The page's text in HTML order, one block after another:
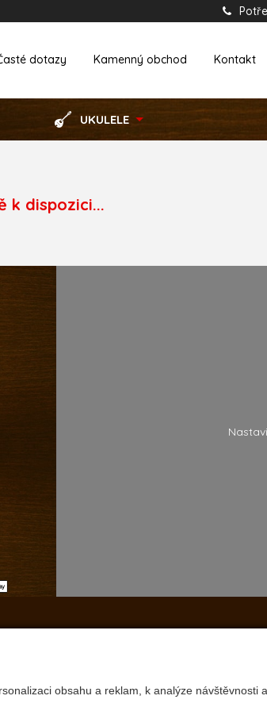
obsahu a reklam, k analýze návštěvnosti
dotazy Kamenný obchod Kontakt
UKULELE
k dispozici...